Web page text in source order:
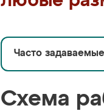
Часто
Схема